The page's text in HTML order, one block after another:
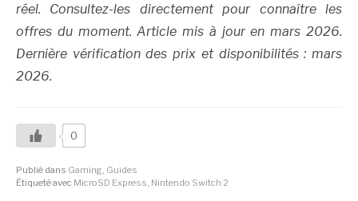
réel. Consultez-les directement pour connaître les
offres du moment. Article mis à jour en mars 2026.
Dernière vérification des prix et disponibilités : mars
2026.
0
Publié dans Gaming Guides
Étiqueté avec MicroSD Express Nintendo Switch 2